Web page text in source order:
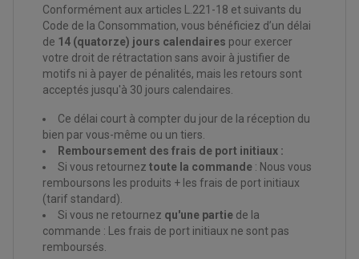
FREINAGE
ACCESSOIRE + VISSERIE FREINAGE
PLAQUETTE DE FREIN
KIT DURITE DE FREIN
KIT DURITE D'EMBRAYAGE MOTO
KIT RÉPARATION MAÎTRE CYLINDRE
MAÎTRE CYLINDRE
HUILE ET PRODUIT D'ENTRETIEN
HUILE MOTEUR
PRODUIT ENTRETIEN
FILTRE A AIR
FILTRE A HUILE
BOUGIE SCOOTER
PRODUIT D'ENTRETIEN
EQUIPEMENT FREINAGE QUAD / SSV
DISQUE DE FREIN QUAD / SSV
KIT DURITE DE FREIN QUAD
KIT REPARATION MAÎTRE CYLINDRE QUAD / SSV
PLAQUETTES DE FREIN QUAD / SSV
HUILE ET PRODUIT D'ENTRETIEN QUAD
PRODUIT D'ENTRETIEN QUAD
JANTES / ACCESSOIRES QUAD ET SSV
CHAÎNES A NEIGE
CHAMBRE A AIR QUAD ET SSV
CLOUS / CRAMPON VISSABLE
ÉLARGISSEURES DE VOIES QUAD
JANTES QUAD ET SSV
PNEUMATIQUE
MOUSSE
CHAMBRE À AIR
EQUIPEMENT FREINAGE MOTO CROSS ET
ENDURO
ACCESSOIRES FREINAGE
DISQUE DE FREIN AVANT
DISQUE DE FREIN ARRIÈRE
PLAQUETTE DE FREIN
KIT RÉPARATION PÉDALE DE FREIN
KIT RÉPARATION MAÎTRE CYLINDRE
KIT RÉPARATION ÉTRIER DE FREIN
ROULEMENT MOTO CROSS ET ENDURO
ROULEMENT DE ROUE AVANT
ROULEMENT DE ROUE ARRIÈRE
Conformément aux articles L.221-18 et suivants du
Code de la Consommation, vous bénéficiez d’un délai
de 14 (quatorze) jours calendaires pour exercer
votre droit de rétractation sans avoir à justifier de
motifs ni à payer de pénalités, mais les retours sont
acceptés jusqu'à 30 jours calendaires.
Ce délai court à compter du jour de la réception du
bien par vous-même ou un tiers.
Remboursement des frais de port initiaux :
Si vous retournez toute la commande : Nous vous
remboursons les produits + les frais de port initiaux
(tarif standard).
Si vous ne retournez qu'une partie de la
commande : Les frais de port initiaux ne sont pas
remboursés.